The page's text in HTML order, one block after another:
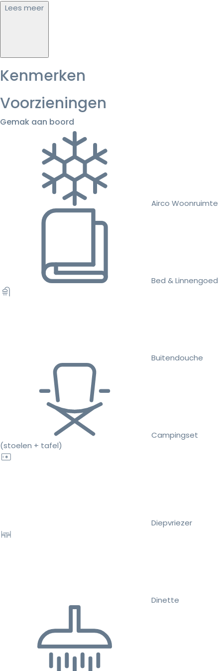
Lees meer
Kenmerken
Voorzieningen
Gemak aan boord
Airco Woonruimte
Bed & Linnengoed
Buitendouche
Campingset
(stoelen + tafel)
Diepvriezer
Dinette